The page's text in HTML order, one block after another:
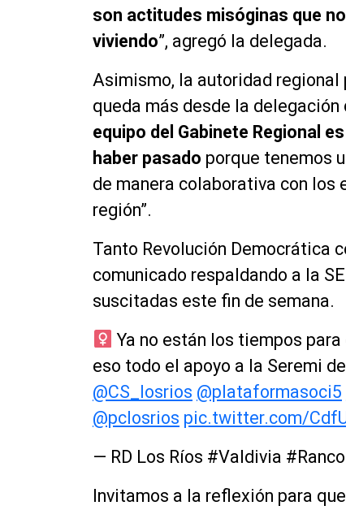
son actitudes misóginas que
viviendo”, agregó la delegada.
Asimismo, la autoridad regional
queda más desde la delegación
equipo del Gabinete Regional
haber pasado porque tenemos
de manera colaborativa con los
región”.
Tanto Revolución Democrática
comunicado respaldando a la
suscitadas este fin de semana.
Ya no están los tiempos
eso todo el apoyo a la Seremi
@CS_losrios @plataformasoci5
@pclosrios pic.twitter.com/
— RD Los Ríos #Valdivia
Invitamos a la reflexión para